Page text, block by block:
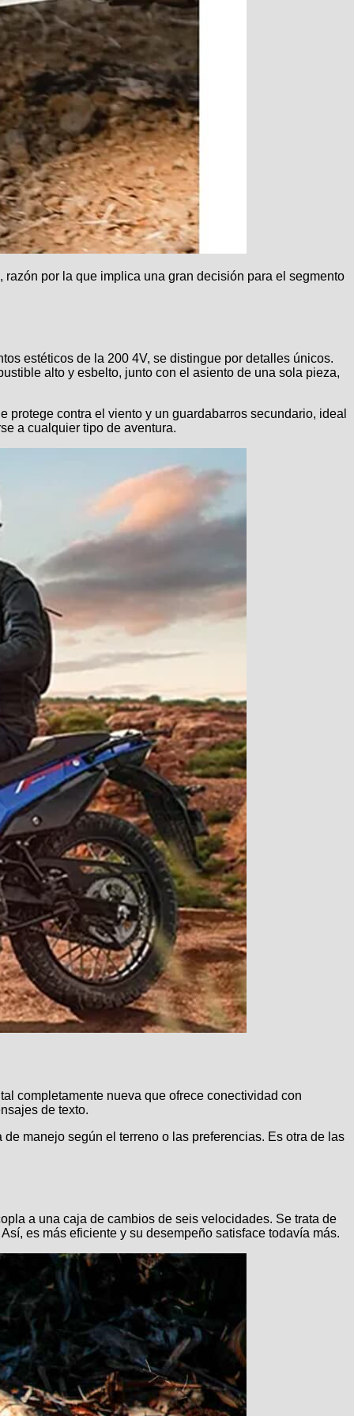
razón por la que implica una gran decisión para el segmento
estéticos de la 200 4V, se distingue por detalles únicos.
alto y esbelto, junto con el asiento de una sola pieza,
contra el viento y un guardabarros secundario, ideal
a cualquier tipo de aventura.
completamente nueva que ofrece conectividad con
de texto.
manejo según el terreno o las preferencias. Es otra de las
a una caja de cambios de seis velocidades. Se trata de
es más eficiente y su desempeño satisface todavía más.